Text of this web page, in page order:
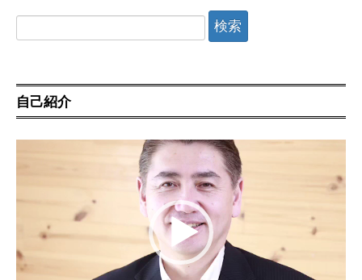
検
索:
自己紹介
動
ヤ